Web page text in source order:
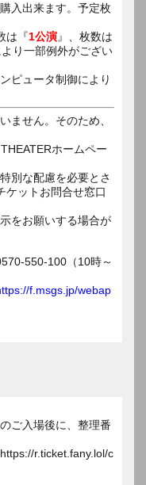
入出来ます。予定枚
は『1公演』、枚数は
り一部例外がござい
ピュータ制御により
ません。そのため、
ホームペー
別な配慮を必要とさ
ケットお問合せ窓口
をお願いする場合が
550-100（10時～
f.msgs.jp/webap
ご入場後に、整理番
r.ticket.fany.lol/c